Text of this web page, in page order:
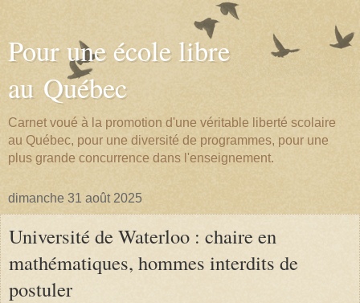
Pour une école libre
au Québec
Carnet voué à la promotion d'une véritable liberté scolaire
au Québec, pour une diversité de programmes, pour une
plus grande concurrence dans l'enseignement.
dimanche 31 août 2025
Université de Waterloo : chaire en
mathématiques, hommes interdits de
postuler